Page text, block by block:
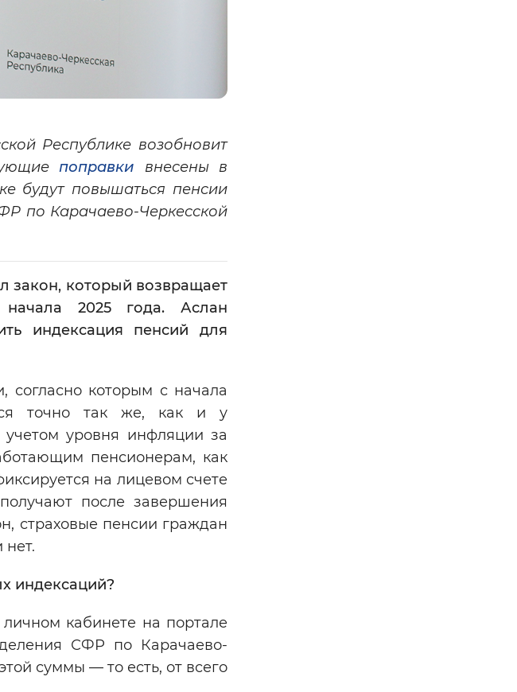
Республике возобновит
поправки внесены в
будут повышаться пенсии
по Карачаево-Черкесской
закон, который возвращает
2025 года. Аслан
индексация пенсий для
которым с начала
точно так же, как и у
уровня инфляции за
пенсионерам, как
на лицевом счете
после завершения
страховые пенсии граждан
нет.
индексаций?
кабинете на портале
СФР по Карачаево-
суммы — то есть, от всего